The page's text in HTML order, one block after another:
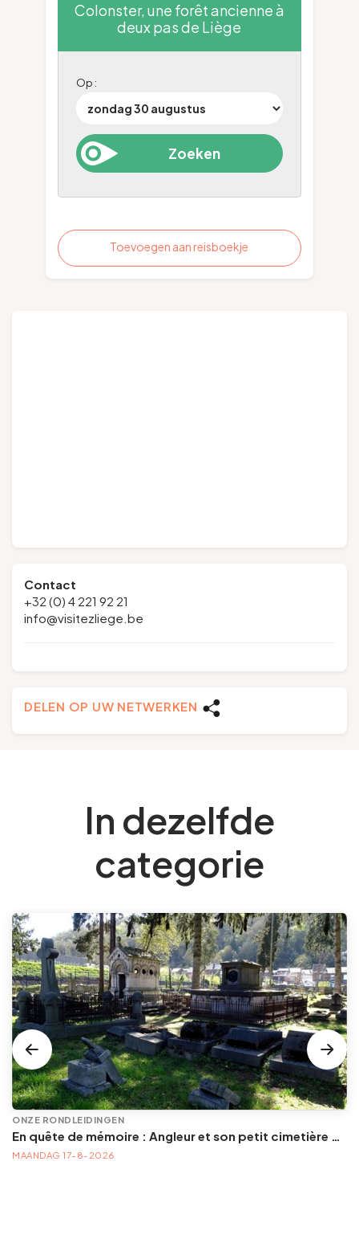
Colonster, une forêt ancienne à
deux pas de Liège
Op :
Toevoegen aan reisboekje
Contact
+32 (0) 4 221 92 21
info@visitezliege.be
DELEN OP UW NETWERKEN
In dezelfde
categorie
ONZE RONDLEIDINGEN
En quête de mémoire : Angleur et son petit cimetière de la Diguette, promenade certes mortelle, mais bien vivante
MAANDAG 17-8-2026